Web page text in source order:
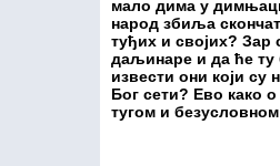
мало дима у
народ збиља
туђих и својих?
даљинаре и да ће ту
извести они који
Бог сети? Ево како
тугом и